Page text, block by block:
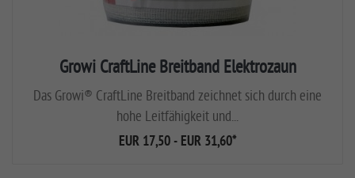
Growi CraftLine Breitband Elektrozaun
Das Growi® CraftLine Breitband zeichnet sich durch eine
hohe Leitfähigkeit und...
EUR 17,50 - EUR 31,60*